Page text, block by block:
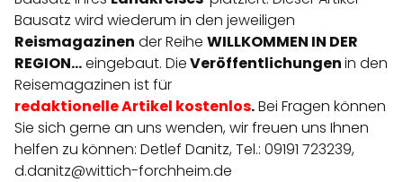
Bausatz wird wiederum in den jeweiligen
Reismagazinen der Reihe WILLKOMMEN IN DER
REGION...eingebaut. DieVeröffentlichungenin den
Reisemagazinen ist für
redaktionelleArtikel kostenlos.Bei Fragen können
Sie sich gerne an uns wenden, wir freuen uns Ihnen
helfen zu können: Detlef Danitz, Tel.: 09191 723239,
d.danitz@wittich-forchheim.de